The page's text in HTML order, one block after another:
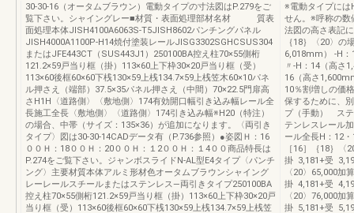
30-30-16（オータムブラウン）電動タイプの寸法図はP.279をご
覧下さい。シャイングレー■材質・表面処理部材名材 質表
面処理本体JISH4100A6063S-T5JISH8602パンチングパネル
JISH4000A1100P-H14焼付塗装レールJISG3302SGHCSUS304
またはJFE443CT（SUS443J1）250100BA控え柱70×55側桁
121.2×59戸当り框（掛）113×60上下枠30×20戸当り框（受）
113×60後框60×60下桟130×59上桟134.7×59上桟笠木60×10パネ
ル押さえ（端部）37.5×35パネル押さえ（中間）70×22.5門扉高
さH1H〈道路側〉〈敷地側〉174有効開口幅引き込み幅レール全
長施工全長〈敷地側〉〈道路側〉174引き込み幅※H20（特注）
の場合、中帯（サイズ：135×36）が追加になります。〈両引き
タイプ〉図は30-30-14CADデータ有（P.736参照）●姿図Ｈ：16
００Ｈ：18００Ｈ：20００Ｈ：１2００Ｈ：１4００商品特長は
P.274をご覧下さい。ジャンボスライドN-AL型E4タイプ〈パンチ
ング〉主要材質本体アルミ形材色オータムブラウンシャイング
レーレールスチールまたはステンレス―両引きタイプ250100BA
控え柱70×55側桁121.2×59戸当り框（掛）113×60上下枠30×20戸
当り框（受）113×60後框60×60下桟130×59上桟134.7×59上桟笠
※電動タイプには
せん。※呼称の数
法図の高さ表記
｛18｝〈20〉
6,018mm） -H
〃-H：14（高
16（高さ
10％割増しの価
保するために、
プ（手動） ス
テンレスレール
ール全長H：12
［16］｛18｝〈
掛 3,181+受
〈20〉65,000加
掛 4,181+受
〈20〉76,000加
掛 5,181+受